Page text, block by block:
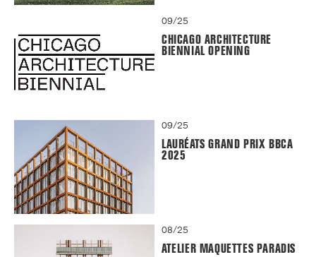
09/25
CHICAGO ARCHITECTURE
BIENNIAL OPENING
09/25
LAURÉATS GRAND PRIX BBCA
2025
08/25
ATELIER MAQUETTES PARADIS